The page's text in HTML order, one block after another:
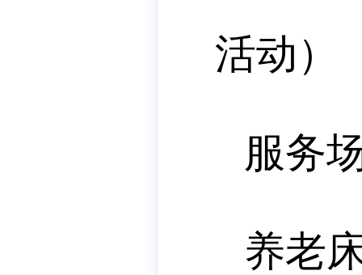
活动）
服务
养老